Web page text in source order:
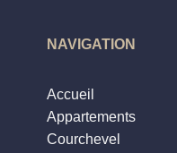
NAVIGATION
Accueil
Appartements
Courchevel